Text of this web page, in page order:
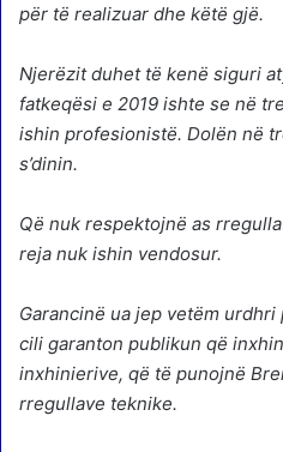
për të realizuar dhe këtë gjë.
Njerëzit duhet të kenë siguri
fatkeqësi e 2019 ishte se në
ishin profesionistë. Dolën në
s’dinin.
Që nuk respektojnë as
reja nuk ishin vendosur.
Garancinë ua jep vetëm
cili garanton publikun që
inxhinierive, që të punojnë
rregullave teknike.